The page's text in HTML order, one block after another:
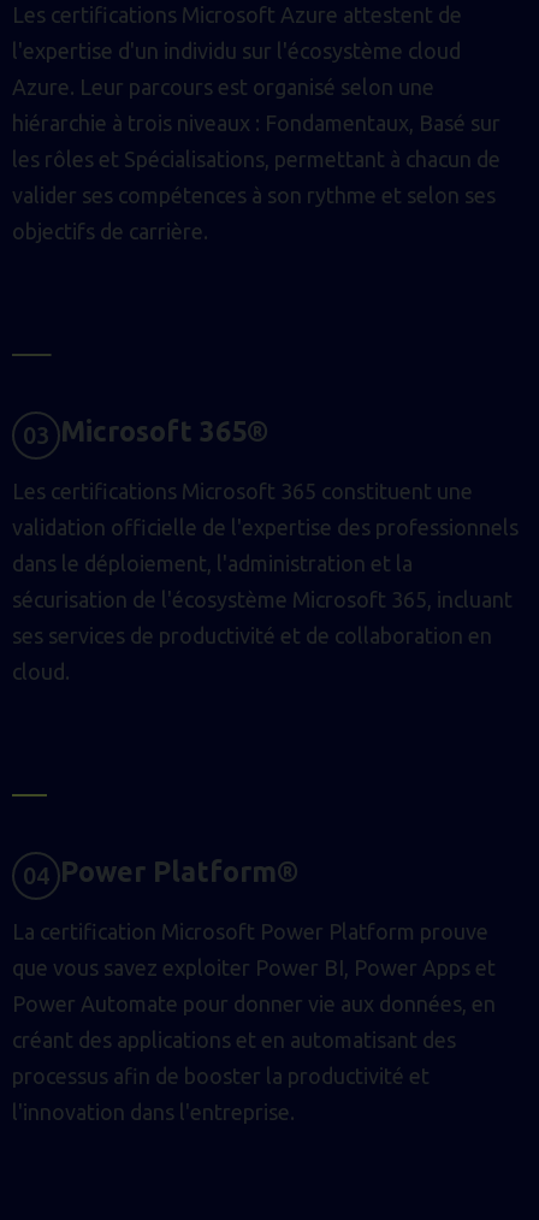
Les certifications Microsoft Azure attestent de
l'expertise d'un individu sur l'écosystème cloud
Azure. Leur parcours est organisé selon une
hiérarchie à trois niveaux : Fondamentaux, Basé sur
les rôles et Spécialisations, permettant à chacun de
valider ses compétences à son rythme et selon ses
objectifs de carrière.
03 MICROSOFT 365®
Les certifications Microsoft 365 constituent une
validation officielle de l'expertise des professionnels
dans le déploiement, l'administration et la
sécurisation de l'écosystème Microsoft 365, incluant
ses services de productivité et de collaboration en
cloud.
04 POWER P LATFORM®
La certification Microsoft Power Platform prouve
que vous savez exploiter Power BI, Power Apps et
Power Automate pour donner vie aux données, en
créant des applications et en automatisant des
processus afin de booster la productivité et
l'innovation dans l'entreprise.